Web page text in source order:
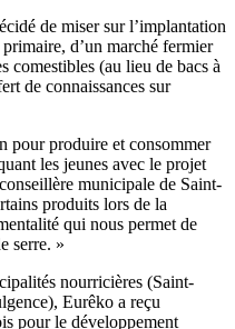
de miser sur l’implantation
d’un marché fermier
comestibles (au lieu de bacs à
de connaissances sur
pour produire et consommer
les jeunes avec le projet
municipale de Saint-
produits lors de la
qui nous permet de
serre. »
nourricières (Saint-
Eurêko a reçu
pour le développement